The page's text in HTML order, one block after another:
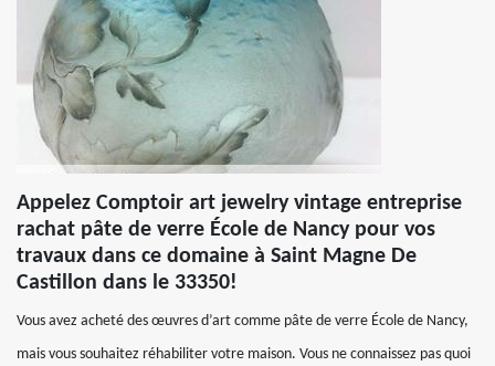
Appelez Comptoir art jewelry vintage entreprise
rachat pâte de verre École de Nancy pour vos
travaux dans ce domaine à Saint Magne De
Castillon dans le 33350!
Vous avez acheté des œuvres d’art comme pâte de verre École de Nancy,
mais vous souhaitez réhabiliter votre maison. Vous ne connaissez pas quoi